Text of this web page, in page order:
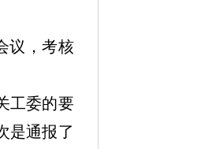
议，考核
工委的要
是通报了